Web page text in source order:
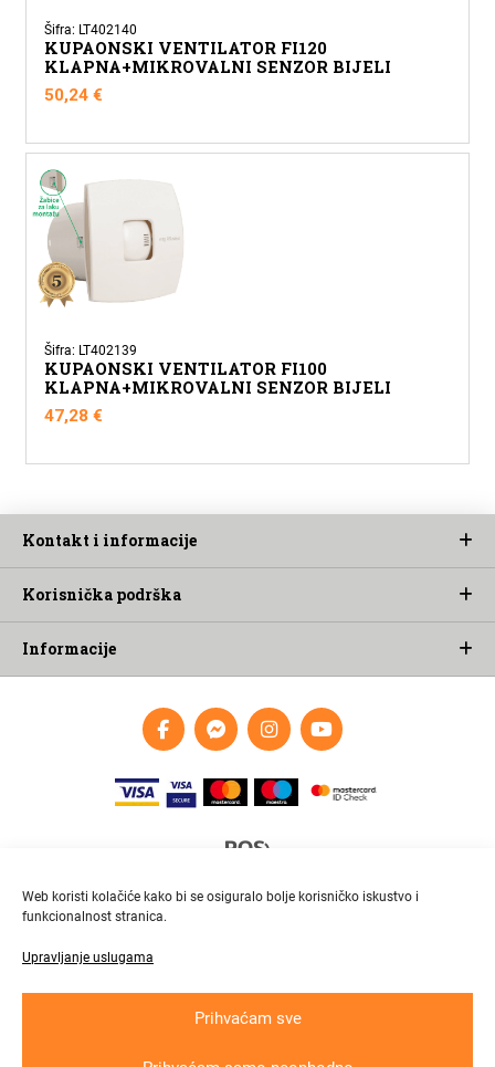
Web koristi kolačiće kako bi se osiguralo bolje korisničko iskustvo i
funkcionalnost stranica.
Upravljanje uslugama
Prihvaćam sve
Šifra: LT402140
KUPAONSKI VENTILATOR FI120
KLAPNA+MIKROVALNI SENZOR BIJELI
50,24€
Šifra: LT402139
KUPAONSKI VENTILATOR FI100
KLAPNA+MIKROVALNI SENZOR BIJELI
47,28€
Kontakt i informacije
Korisnička podrška
Informacije
Brza i pouzdana dostava